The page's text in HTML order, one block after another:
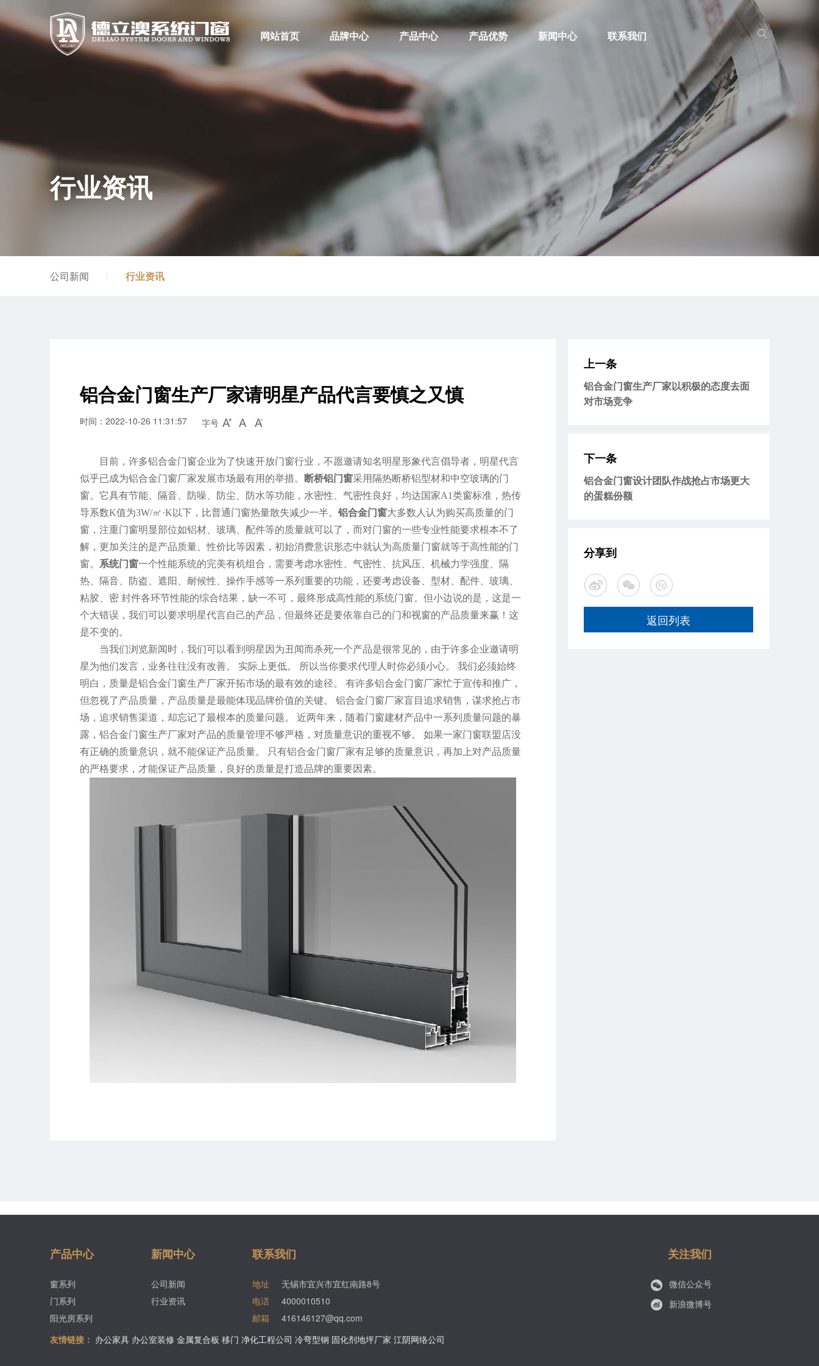
网站首页 品牌中心 产品中心 产品优势 新闻中心 联系我们
行业资讯
公司新闻 行业资讯
铝合金门窗生产厂家请明星产品代言要慎之又慎
时间：2022-10-26 11:31:57 字号
目前，许多铝合金门窗企业为了快速开放门窗行业，不愿邀请知名明星形象代言倡导者，明星代言
似乎已成为铝合金门窗厂家发展市场最有用的举措。 断桥铝门窗采用隔热断桥铝型材和中空玻璃的门
窗。它具有节能、隔音、防噪、防尘、防水等功能，水密性、气密性良好，均达国家A1类窗标准，热传
导系数K值为3W/㎡·K以下，比普通门窗热量散失减少一半。铝合金门窗大多数人认为购买高质量的门
窗，注重门窗明显部位如铝材、玻璃、配件等的质量就可以了，而对门窗的一些专业性能要求根本不了
解，更加关注的是产品质量、性价比等因素，初始消费意识形态中就认为高质量门窗就等于高性能的门
窗。 系统门窗一个性能系统的完美有机组合，需要考虑水密性、气密性、抗风压、机械力学强度、隔
热、隔音、防盗、遮阳、耐候性、操作手感等一系列重要的功能，还要考虑设备、型材、配件、玻璃、
粘胶、密 封件各环节性能的综合结果，缺一不可，最终形成高性能的系统门窗。但小边说的是，这是一
个大错误，我们可以要求明星代言自己的产品，但最终还是要依靠自己的门和视窗的产品质量来赢！这
是不变的。
当我们浏览新闻时，我们可以看到明星因为丑闻而杀死一个产品是很常见的，由于许多企业邀请明
星为他们发言，业务往往没有改善。 实际上更低。 所以当你要求代理人时你必须小心。 我们必须始终
明白，质量是铝合金门窗生产厂家开拓市场的最有效的途径。 有许多铝合金门窗厂家忙于宣传和推广，
但忽视了产品质量，产品质量是最能体现品牌价值的关键。 铝合金门窗厂家盲目追求销售，谋求抢占市
场，追求销售渠道，却忘记了最根本的质量问题。 近两年来，随着门窗建材产品中一系列质量问题的暴
露，铝合金门窗生产厂家对产品的质量管理不够严格，对质量意识的重视不够。 如果一家门窗联盟店没
有正确的质量意识，就不能保证产品质量。 只有铝合金门窗厂家有足够的质量意识，再加上对产品质量
的严格要求，才能保证产品质量，良好的质量是打造品牌的重要因素。
上一条
铝合金门窗生产厂家以积极的态度去面
对市场竞争
下一条
铝合金门窗设计团队作战抢占市场更大
的蛋糕份额
分享到
返回列表
产品中心
窗系列
门系列
阳光房系列
新闻中心
公司新闻
行业资讯
联系我们
地址
无锡市宜兴市宜红南路8号
电话
4000010510
邮箱
416146127@qq.com
关注我们
微信公众号
新浪微博号
友情链接： 办公家具 办公室装修 金属复合板 移门 净化工程公司 冷弯型钢 固化剂地坪厂家 江阴网络公司